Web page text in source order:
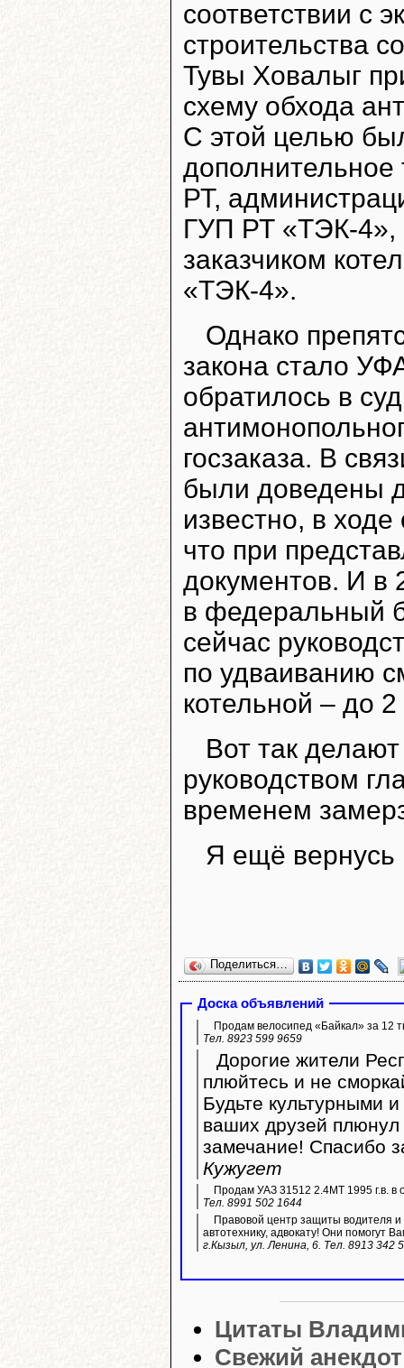
соответствии с
строительства
Тувы Ховалыг
схему обхода
С этой целью
РТ,
ГУП РТ «ТЭК-4»,
заказчиком
«ТЭК-4».
Однако
закона стало
обратилось в
госзаказа. В
были доведены
известно, в
что при
документов. И в
в федеральный
сейчас
по удваиванию
котельной – до
Вот так
руководством
временем
Я ещё вернусь
Поделиться…
Доска объявлений
Продам велосипед «Байкал» за 12
Тел. 8923 599 9659
Дорогие жители
плюйтесь и не
Будьте культурными
ваших друзей
замечание! Спасибо
Кужугет
Продам УАЗ 31512 2.4МТ 1995 г.в. в
Тел. 8991 502 1644
Правовой центр защиты водителя
автотехнику, адвокату! Они помогут
г.Кызыл, ул. Ленина, 6. Тел. 8913 342
Цитаты
Свежий анекдот